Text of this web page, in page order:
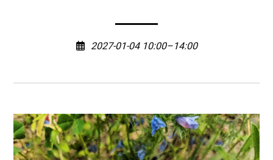
2027-01-04 10:00–14:00